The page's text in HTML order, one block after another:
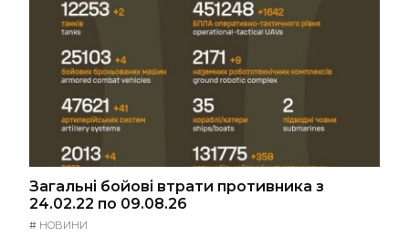
Загальні бойові втрати противника з
24.02.22 по 09.08.26
# НОВИНИ